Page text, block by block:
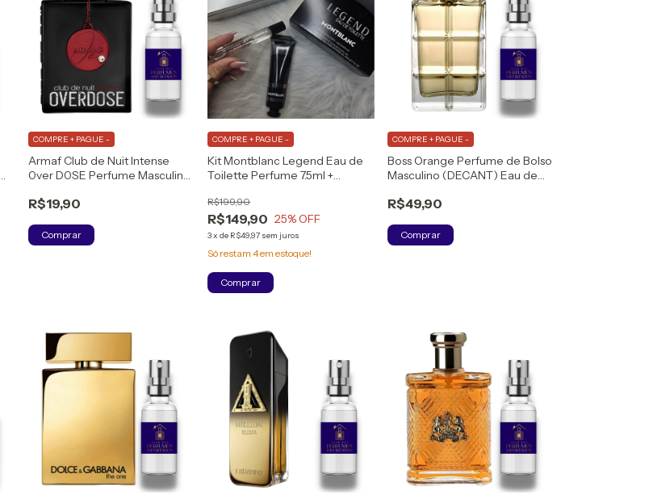
Armaf Club de Nuit Intense
0ver D0SE Perfume Masculino
R$19,90
COMPRE + PAGUE -
Comprar
Kit Montblanc Legend Eau de
Toilette Perfume 7.5ml +
R$149,90
R$199,90
25% OFF
3xde R$49,97 sem juros
COMPRE + PAGUE -
Só restam4em estoque!
Boss Orange Perfume de Bolso
Masculino (DECANT) Eau de
R$49,90
COMPRE + PAGUE -
Comprar